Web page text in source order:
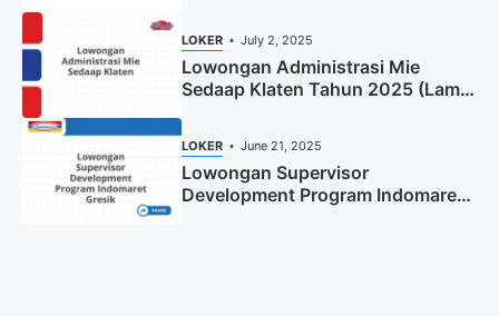
LOKER July 2, 2025
Lowongan Administrasi Mie
Sedaap Klaten Tahun 2025 (Lamar
LOKER June 21, 2025
Lowongan Supervisor
Development Program Indomaret